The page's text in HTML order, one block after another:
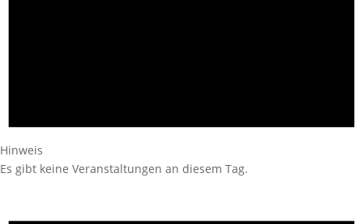
Hinweis
Es gibt keine Veranstaltungen an diesem Tag.